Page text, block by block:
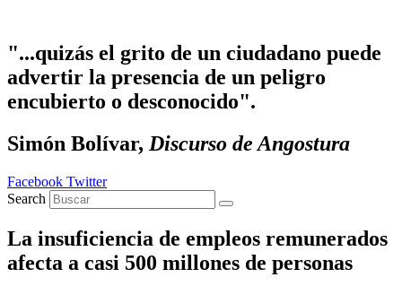
"...quizás el grito de un ciudadano puede
advertir la presencia de un peligro
encubierto o desconocido".
Simón Bolívar, Discurso de Angostura
Facebook Twitter
Search
La insuficiencia de empleos remunerados
afecta a casi 500 millones de personas